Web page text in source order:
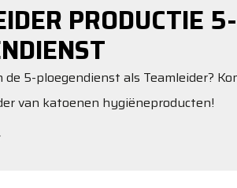
PRODUCTIE 5-
5-ploegendienst als Teamleider?
van katoenen hygiëneproducten!